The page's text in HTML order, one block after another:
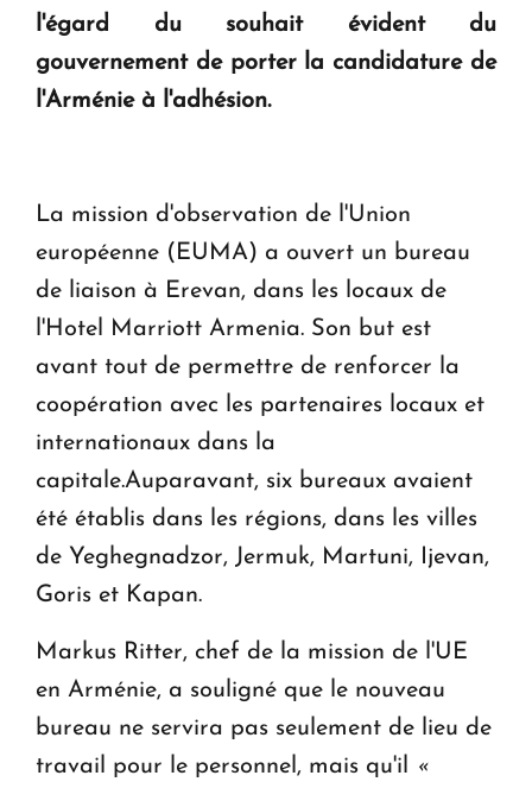
en Arménie
Le premier hôtel Hyatt Regency d'Arménie
l'égard du souhait évident du
gouvernement de porter la candidature de
l'Arménie à l'adhésion.
La mission d'observation de l'Union
européenne (EUMA) a ouvert un bureau
de liaison à Erevan, dans les locaux de
l'Hotel Marriott Armenia. Son but est
avant tout de permettre de renforcer la
coopération avec les partenaires locaux et
internationaux dans la
capitale.Auparavant, six bureaux avaient
été établis dans les régions, dans les villes
de Yeghegnadzor, Jermuk, Martuni, Ijevan,
Goris et Kapan.
Markus Ritter, chef de la mission de l'UE
en Arménie, a souligné que le nouveau
bureau ne servira pas seulement de lieu de
travail pour le personnel, mais qu'il
«